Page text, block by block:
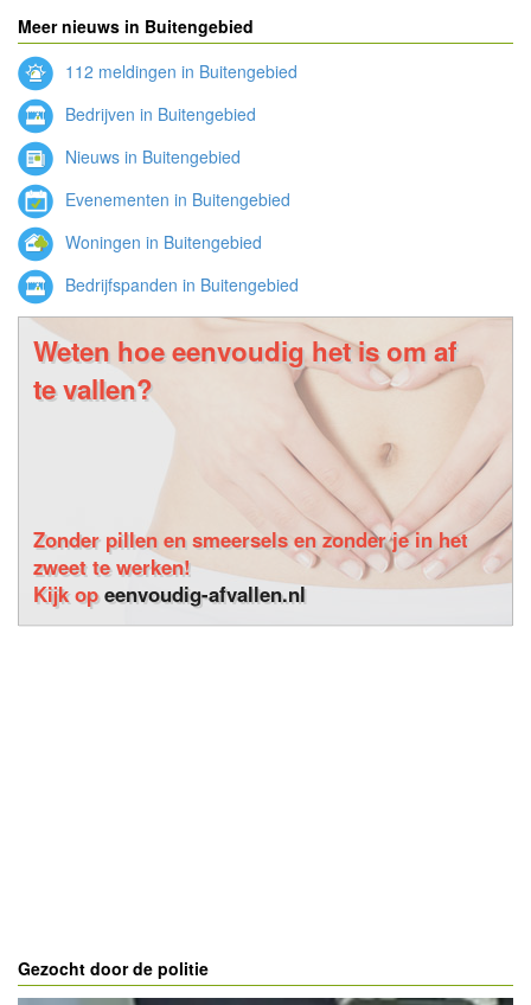
Meer nieuws in Buitengebied
112 meldingen in Buitengebied
Bedrijven in Buitengebied
Nieuws in Buitengebied
Evenementen in Buitengebied
Woningen in Buitengebied
Bedrijfspanden in Buitengebied
Weten hoe eenvoudig het is om af
te vallen?
Zonder pillen en smeersels en zonder je in het
zweet te werken!
Kijk opeenvoudig-afvallen.nl
Gezocht door de politie